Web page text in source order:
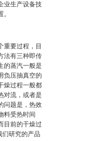
业生产设备技
重要过程，目
法有三种即传
的蒸汽一般是
负压抽真空的
燥过程一般都
对流，或者是
问题是，热效
料受热时间
目前的干燥过
们研究的产品